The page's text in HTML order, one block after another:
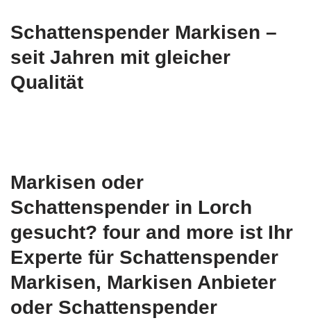
Schattenspender Markisen –
seit Jahren mit gleicher
Qualität
Markisen oder
Schattenspender in Lorch
gesucht? four and more ist Ihr
Experte für Schattenspender
Markisen, Markisen Anbieter
oder Schattenspender